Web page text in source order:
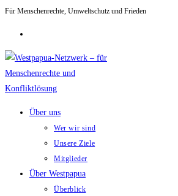
Zum
Für Menschenrechte, Umweltschutz und Frieden
Über uns
Wer wir sind
Unsere Ziele
Mitglieder
Über Westpapua
Überblick